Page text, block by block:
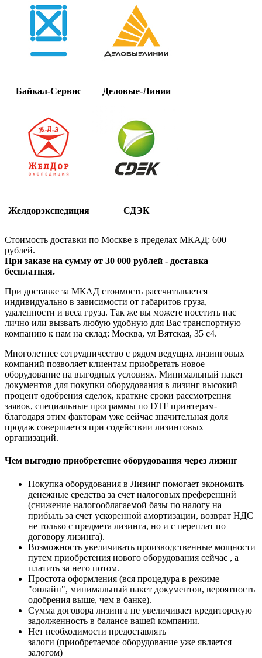
Байкал-Сервис Деловые-Линии
Желдорэкспедиция СДЭК
Стоимость доставки по Москве в пределах МКАД: 600
рублей.
При заказе на сумму от 30 000 рублей - доставка
бесплатная.
При доставке за МКАД стоимость рассчитывается
индивидуально в зависимости от габаритов груза,
удаленности и веса груза. Так же вы можете посетить нас
лично или вызвать любую удобную для Вас транспортную
компанию к нам на склад: Москва, ул Вятская, 35 c4.
Многолетнее сотрудничество с рядом ведущих лизинговых
компаний позволяет клиентам приобретать новое
оборудование на выгодных условиях. Минимальный пакет
документов для покупки оборудования в лизинг высокий
процент одобрения сделок, краткие сроки рассмотрения
заявок, специальные программы по DTF принтерам-
благодаря этим факторам уже сейчас значительная доля
продаж совершается при содействии лизинговых
организаций.
Чем выгодно приобретение оборудования через лизинг
Покупка оборудования в Лизинг помогает экономить
денежные средства за счет налоговых преференций
(снижение налогооблагаемой базы по налогу на
прибыль за счет ускоренной амортизации, возврат НДС
не только с предмета лизинга, но и с переплат по
договору лизинга).
Возможность увеличивать производственные мощности
путем приобретения нового оборудования сейчас , а
платить за него потом.
Простота оформления (вся процедура в режиме
"онлайн", минимальный пакет документов, вероятность
одобрения выше, чем в банке).
Сумма договора лизинга не увеличивает кредиторскую
задолженность в балансе вашей компании.
Нет необходимости предоставлять
залоги (приобретаемое оборудование уже является
залогом)